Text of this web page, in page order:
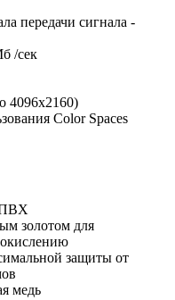
передачи сигнала -
/сек
4096x2160)
Color Spaces
ПВХ
золотом для
защиты от
медь